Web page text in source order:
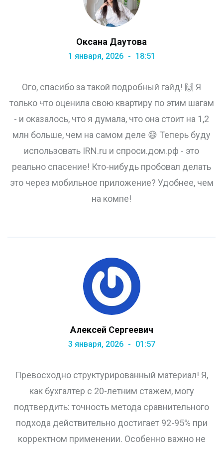
Оксана Даутова
1 января, 2026 18:51
Ого, спасибо за такой подробный гайд! 🙌 Я
только что оценила свою квартиру по этим шагам
- и оказалось, что я думала, что она стоит на 1,2
млн больше, чем на самом деле 😅 Теперь буду
использовать IRN.ru и спроси.дом.рф - это
реально спасение! Кто-нибудь пробовал делать
это через мобильное приложение? Удобнее, чем
на компе!
Алексей Сергеевич
3 января, 2026 01:57
Превосходно структурированный материал! Я,
как бухгалтер с 20-летним стажем, могу
подтвердить: точность метода сравнительного
подхода действительно достигает 92-95% при
корректном применении. Особенно важно не